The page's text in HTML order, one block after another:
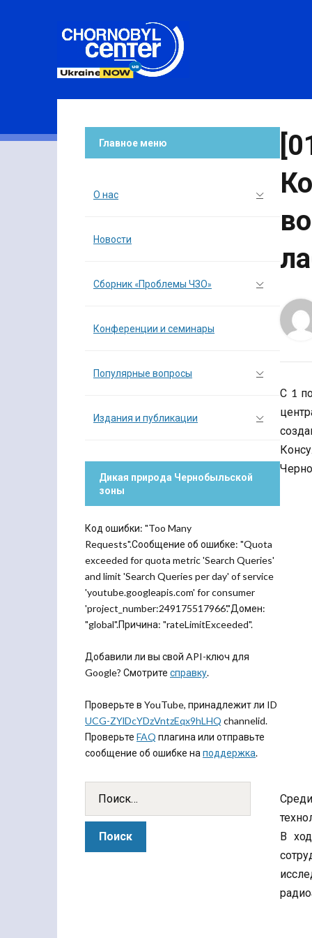
С 1
В
Главное меню
О нас
Новости
Сборник «Проблемы ЧЗО»
Конференции и семинары
Популярные вопросы
Издания и публикации
Дикая природа Чернобыльской
зоны
Код ошибки: "Too Many
Requests".Сообщение об ошибке: "Quota
exceeded for quota metric 'Search Queries'
and limit 'Search Queries per day' of service
'youtube.googleapis.com' for consumer
'project_number:249175517966'."Домен:
"global".Причина: "rateLimitExceeded".
Добавили ли вы свой API-ключ для
Google? Смотрите справку.
Проверьте в YouTube, принадлежит ли ID
UCG-ZYlDcYDzVntzEqx9hLHQ channelid.
Проверьте FAQ плагина или отправьте
сообщение об ошибке на поддержка.